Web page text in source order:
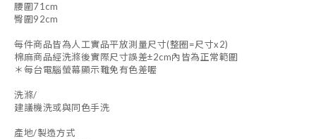
腰圍71cm
臀圍92cm
每件商品皆為人工實品平放測量尺寸(整圈=尺寸x2)
棉麻商品經洗滌後實際尺寸誤差±2cm內皆為正常範圍
＊每台電腦螢幕顯示難免有色差喔
洗滌/
建議機洗或與同色手洗
產地/製造方式